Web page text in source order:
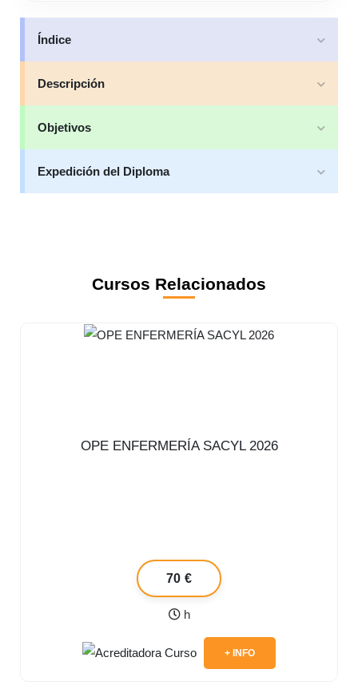
Índice
Descripción
Objetivos
Expedición del Diploma
Cursos Relacionados
OPE ENFERMERÍA SACYL 2026
70 €
h
+ INFO